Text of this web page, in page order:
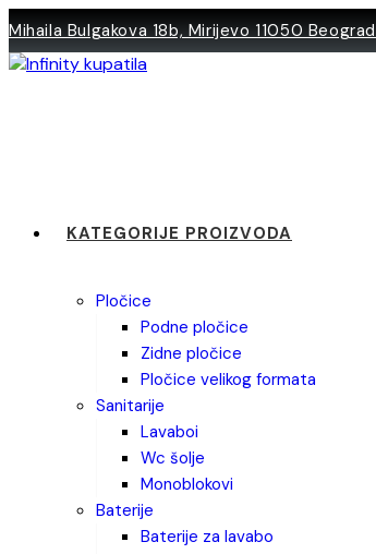
Skip
to
content
Mihaila Bulgakova 18b, Mirijevo 11050 Beograd
KATEGORIJE PROIZVODA
pločice
podne pločice
zidne pločice
pločice velikog formata
sanitarije
lavaboi
wc šolje
monoblokovi
baterije
baterije za lavabo